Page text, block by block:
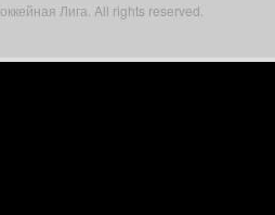
Лига. All rights reserved.